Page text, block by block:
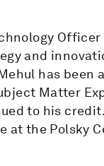
and
has
Matter
to his
at the Polsky